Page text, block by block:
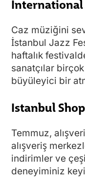
International
Caz müziğini
İstanbul Jazz
haftalık
sanatçılar
büyüleyici bir
Istanbul
Temmuz,
alışveriş
indirimler ve
deneyiminiz